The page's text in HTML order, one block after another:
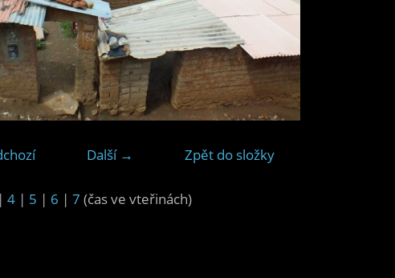
Další → Zpět do složky
| 4 | 5 | 6 | 7 (čas ve vteřinách)